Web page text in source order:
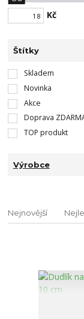
Kč
Štítky
Skladem
Novinka
Akce
Doprava
TOP produkt
Výrobce
Nejnovější